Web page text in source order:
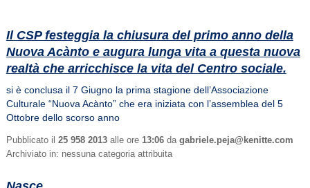
Il CSP festeggia la chiusura del primo anno della
Nuova Acànto e augura lunga vita a questa nuova
realtà che arricchisce la vita del Centro sociale.
si è conclusa il 7 Giugno la prima stagione dell’Associazione
Culturale “Nuova Acànto” che era iniziata con l’assemblea del 5
Ottobre dello scorso anno
Pubblicato il 25 958 2013 alle ore 13:06 da gabriele.peja@kenitte.com
Archiviato in: nessuna categoria attribuita